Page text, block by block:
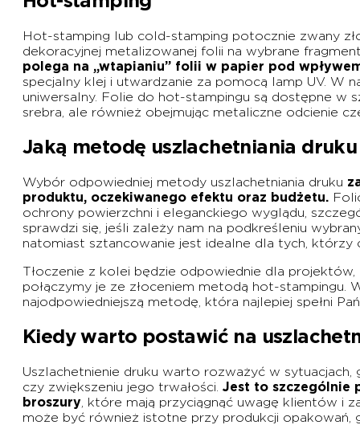
Hot-stamping lub cold-stamping potocznie zwany
dekoracyjnej metalizowanej folii na wybrane
polega na „wtapianiu” folii w papier pod
specjalny klej i utwardzanie za pomocą lamp UV. W
uniwersalny. Folie do hot-stampingu są dostępne w
srebra, ale również obejmując metaliczne odcienie
Jaką metodę uszlachetniania
Wybór odpowiedniej metody uszlachetniania druku
produktu, oczekiwanego efektu oraz budżetu.
ochrony powierzchni i eleganckiego wyglądu,
sprawdzi się, jeśli zależy nam na podkreśleniu
natomiast sztancowanie jest idealne dla tych,
Tłoczenie z kolei będzie odpowiednie dla
połączymy je ze złoceniem metodą hot-stampingu.
najodpowiedniejszą metodę, która najlepiej spełni
Kiedy warto postawić na
Uszlachetnienie druku warto rozważyć w sytuacjach,
czy zwiększeniu jego trwałości. Jest to szczególnie
broszury , które mają przyciągnąć uwagę klientów i
może być również istotne przy produkcji